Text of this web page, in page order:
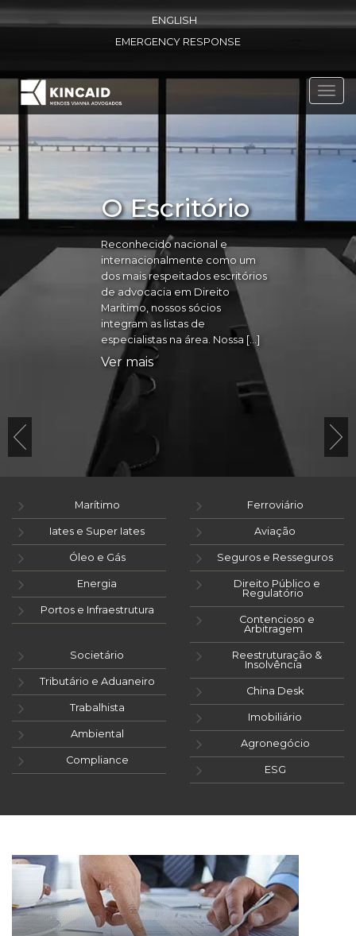
ENGLISH
EMERGENCY RESPONSE
O Escritório
Reconhecido nacional e
internacionalmente como um
dos mais respeitados escritórios
de advocacia em Direito
Marítimo, nossos sócios
integram as listas de
especialistas na área. Nossa […]
Ver mais
Marítimo
Iates e Super Iates
Óleo e Gás
Energia
Portos e Infraestrutura
Ferroviário
Aviação
Seguros e Resseguros
Direito Público e
Regulatório
Contencioso e
Arbitragem
Societário
Tributário e Aduaneiro
Trabalhista
Ambiental
Compliance
Reestruturação &
Insolvência
China Desk
Imobiliário
Agronegócio
ESG